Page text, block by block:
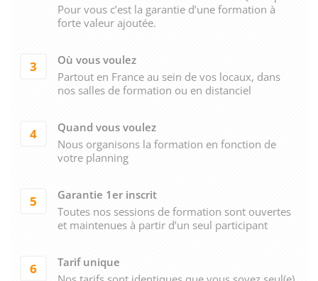
Pour vous c’est la garantie d’une formation à
forte valeur ajoutée.
3
Où vous voulez
Partout en France au sein de vos locaux, dans
nos salles de formation ou en distanciel
4
Quand vous voulez
Nous organisons la formation en fonction de
votre planning
5
Garantie 1er inscrit
Toutes nos sessions de formation sont ouvertes
et maintenues à partir d’un seul participant
6
Tarif unique